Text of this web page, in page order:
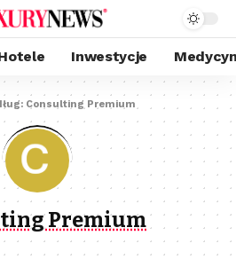
Inwestycje
Consulting Premium
Premium